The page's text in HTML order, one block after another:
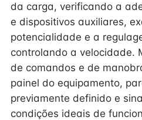
da carga, verificando a
e dispositivos auxiliares,
potencialidade e a
controlando a velocidade.
de comandos e de
painel do equipamento,
previamente definido e
condições ideais de